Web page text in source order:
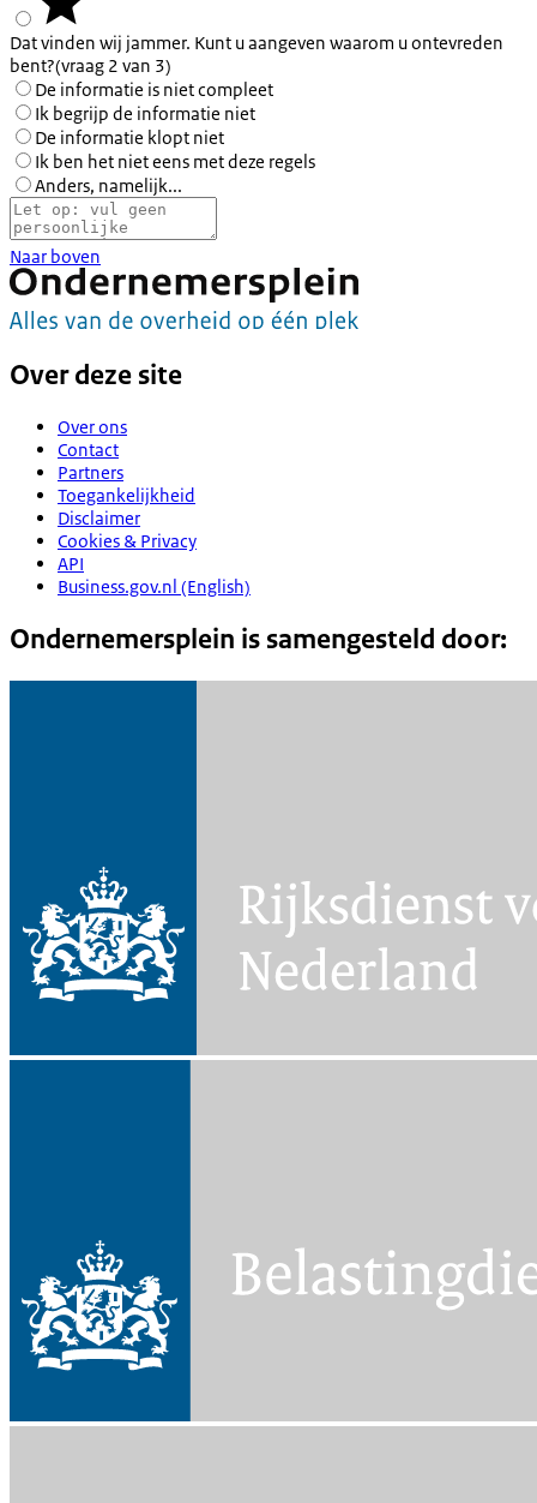
Dat vinden wij jammer. Kunt u aangeven waarom u ontevreden
bent?(vraag 2 van 3)
De informatie is niet compleet
Ik begrijp de informatie niet
De informatie klopt niet
Ik ben het niet eens met deze regels
Anders, namelijk...
Naar boven
Over deze site
Over ons
Contact
Partners
Toegankelijkheid
Disclaimer
Cookies & Privacy
API
Business.gov.nl (English)
Ondernemersplein is samengesteld door: